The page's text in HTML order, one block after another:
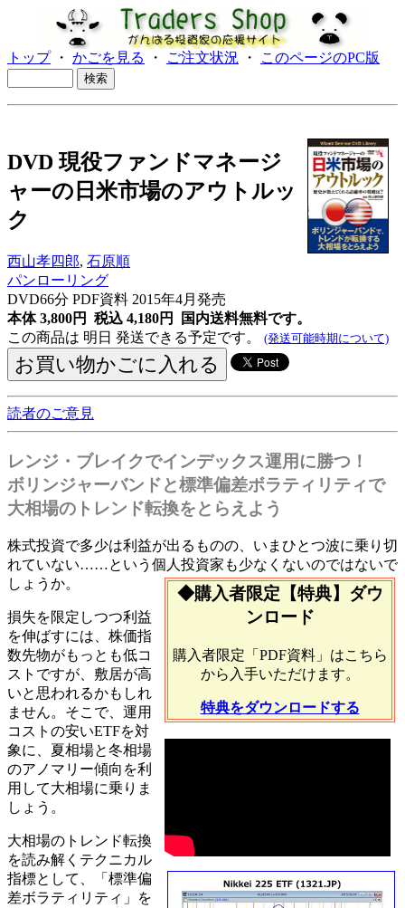
トップ・ かごを見る ・ ご注文状況 ・ このページのPC版
DVD 現役ファンドマネージ
ャーの日米市場のアウトルッ
ク
西山孝四郎, 石原順
パンローリング
DVD66分 PDF資料 2015年4月発売
本体 3,800円 税込 4,180円
国内送料無料です。
この商品は 明日 発送できる予定です。 (発送可能時期について)
読者のご意見
レンジ・ブレイクでインデックス運用に勝つ！
ボリンジャーバンドと標準偏差ボラティリティで
大相場のトレンド転換をとらえよう
株式投資で多少は利益が出るものの、いまひとつ波に乗り切
れていない……という個人投資家も少なくないのではないで
しょうか。
◆購入者限定【特典】ダウ
ンロード
購入者限定「PDF資料」はこちら
から入手いただけます。
特典をダウンロードする
損失を限定しつつ利益
を伸ばすには、株価指
数先物がもっとも低コ
ストですが、敷居が高
いと思われるかもしれ
ません。そこで、運用
コストの安いETFを対
象に、夏相場と冬相場
のアノマリー傾向を利
用して大相場に乗りま
しょう。
大相場のトレンド転換
を読み解くテクニカル
指標として、「標準偏
差ボラティリティ」を